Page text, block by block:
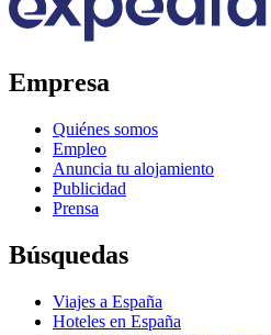
Empresa
Quiénes somos
Empleo
Anuncia tu alojamiento
Publicidad
Prensa
Búsquedas
Viajes a España
Hoteles en España